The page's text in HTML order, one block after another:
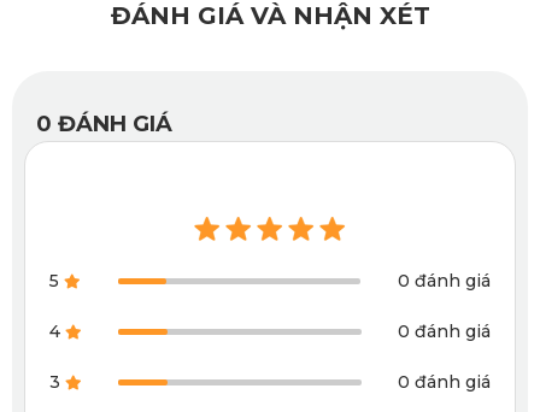
ĐÁNH GIÁ VÀ NHẬN XÉT
0 ĐÁNH GIÁ
5 0 đánh giá
4 0 đánh giá
3 0 đánh giá